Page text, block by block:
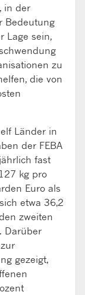
in der
Bedeutung
Lage sein,
zu
die von
Länder in
der FEBA
fast
kg pro
Euro als
etwa 36,2
zweiten
Darüber
gezeigt,